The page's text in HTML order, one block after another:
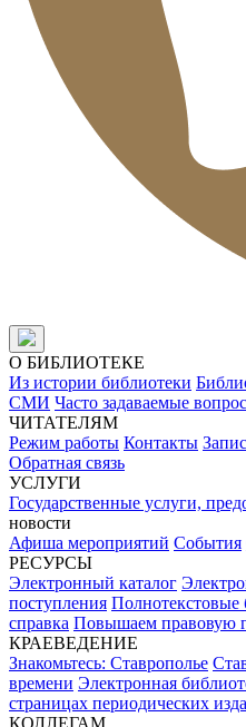
О БИБЛИОТЕКЕ
Из истории библиотеки
СМИ Часто задаваемые
ЧИТАТЕЛЯМ
Режим работы Контакты
Обратная связь
УСЛУГИ
Государственные услуги,
новости
Афиша мероприятий События
РЕСУРСЫ
Электронный каталог
поступления Полнотекстовые
справка Повышаем правовую
КРАЕВЕДЕНИЕ
Знакомьтесь: Ставрополье
времени Электронная
страницах периодических
КОЛЛЕГАМ